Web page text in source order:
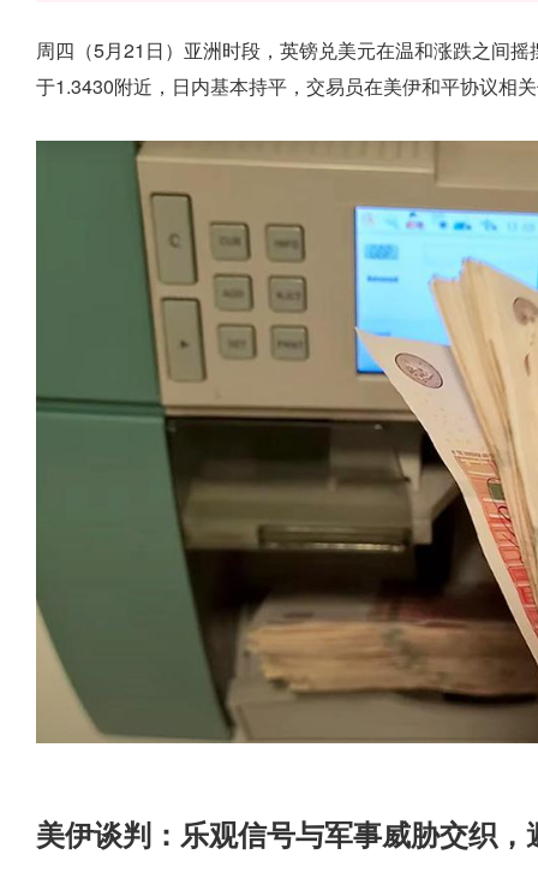
周四（5月21日）亚洲时段，英镑兑美元在温和涨跌之间
于1.3430附近，日内基本持平，交易员在美伊和平协议相
美伊谈判：乐观信号与军事威胁交织